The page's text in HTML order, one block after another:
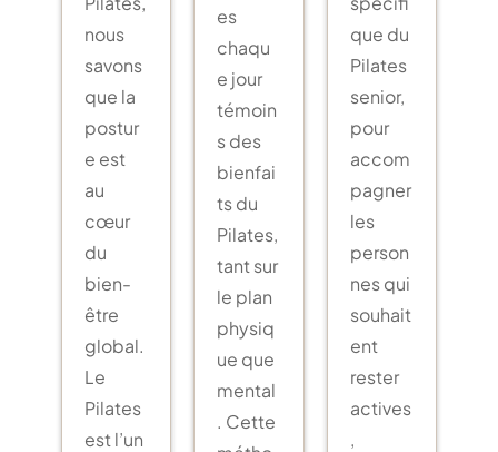
nous
savons
que la
postur
e est
au
cœur
du
bien-
être
global.
Le
Pilates
est l’un
es
chaqu
e jour
témoin
s des
bienfai
ts du
Pilates,
tant sur
le plan
physiq
ue que
mental
. Cette
que du
Pilates
senior,
pour
accom
pagner
les
person
nes qui
souhait
ent
rester
actives
,